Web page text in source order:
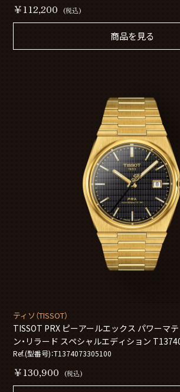
￥112,200 (税込)
商品を見る
ティソ（TISSOT）
TISSOT PRX ピーアールエックス パワーマ
ン・リラード スペシャルエディション
Ref.(型番号)：T1374073305100
￥130,900 (税込)